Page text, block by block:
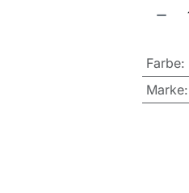
Farbe:
Marke: